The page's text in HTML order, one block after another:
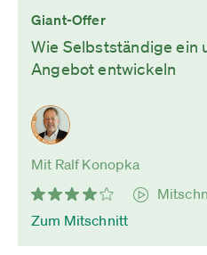
Giant-Offer
Wie Selbstständige ein
Angebot entwickeln
Mit Ralf Konopka
Zum Mitschnitt